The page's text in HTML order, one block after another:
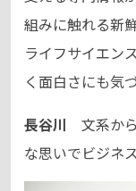
組みに触れる新
ライフサイエン
く面白さにも気
長谷川 文系か
な思いでビジネ